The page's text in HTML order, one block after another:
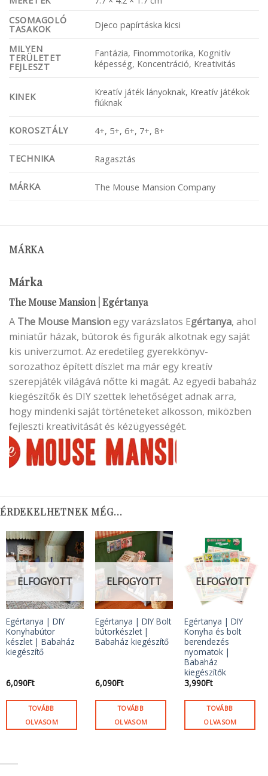
CSOMAGOLÓ
TASAKOK Djeco papírtáska kicsi
MILYEN
TERÜLETET
FEJLESZT
Fantázia, Finommotorika, Kognitív
képesség, Koncentráció, Kreativitás
KINEK
Kreatív játék lányoknak, Kreatív játékok
fiúknak
KOROSZTÁLY 4+, 5+, 6+, 7+, 8+
TECHNIKA Ragasztás
MÁRKA The Mouse Mansion Company
MÁRKA
Márka
The Mouse Mansion | Egértanya
A The Mouse Mansionegy varázslatos Egértanya, ahol
miniatűr házak, bútorok és figurák alkotnak egy saját
kis univerzumot. Az eredetileg gyerekkönyv-
sorozathoz épített díszlet ma már egy kreatív
szerepjáték világává nőtte ki magát. Az egyedi babaház
kiegészítők és DIY szettek lehetőséget adnak arra,
hogy mindenki saját történeteket alkosson, miközben
fejleszti kreativitását és kézügyességét.
ÉRDEKELHETNEK MÉG…
ELFOGYOTT
Egértanya | DIY
Konyhabútor
készlet | Babaház
kiegészítő
6,090Ft
TOVÁBB
OLVASOM
ELFOGYOTT
Egértanya | DIY Bolt
bútorkészlet |
Babaház kiegészítő
6,090Ft
TOVÁBB
OLVASOM
ELFOGYOTT
Egértanya | DIY
Konyha és bolt
berendezés
nyomatok |
Babaház
kiegészítők
3,990Ft
TOVÁBB
OLVASOM